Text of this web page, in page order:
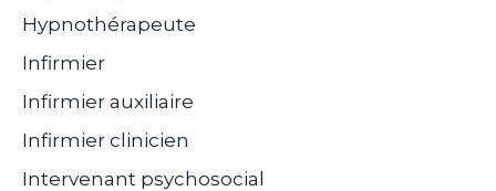
Hypnothérapeute
Infirmier
Infirmier auxiliaire
Infirmier clinicien
Intervenant psychosocial